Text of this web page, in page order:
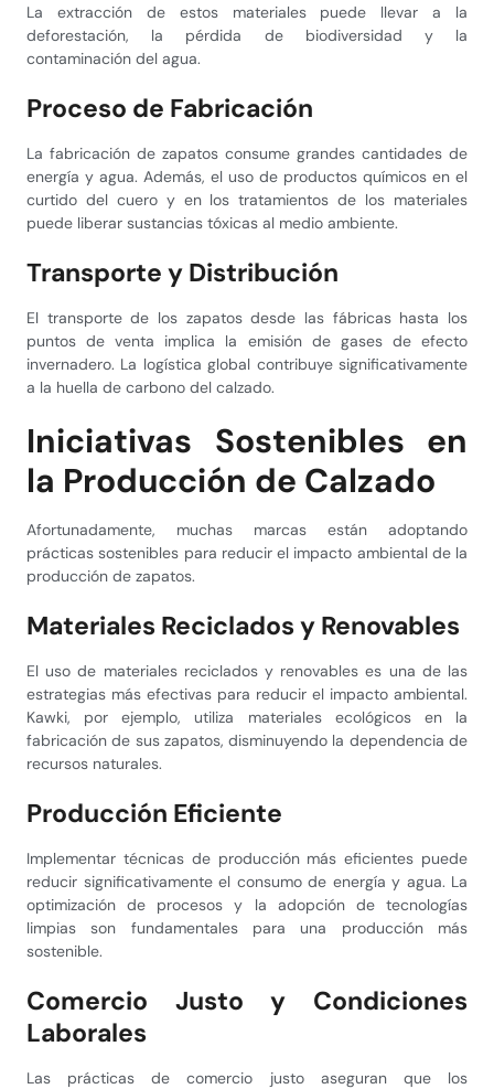
La extracción de estos materiales puede llevar a la
deforestación, la pérdida de biodiversidad y la
contaminación del agua.
Proceso de Fabricación
La fabricación de zapatos consume grandes cantidades de
energía y agua. Además, el uso de productos químicos en el
curtido del cuero y en los tratamientos de los materiales
puede liberar sustancias tóxicas al medio ambiente.
Transporte y Distribución
El transporte de los zapatos desde las fábricas hasta los
puntos de venta implica la emisión de gases de efecto
invernadero. La logística global contribuye significativamente
a la huella de carbono del calzado.
Iniciativas Sostenibles en
la Producción de Calzado
Afortunadamente, muchas marcas están adoptando
prácticas sostenibles para reducir el impacto ambiental de la
producción de zapatos.
Materiales Reciclados y Renovables
El uso de materiales reciclados y renovables es una de las
estrategias más efectivas para reducir el impacto ambiental.
Kawki, por ejemplo, utiliza materiales ecológicos en la
fabricación de sus zapatos, disminuyendo la dependencia de
recursos naturales.
Producción Eficiente
Implementar técnicas de producción más eficientes puede
reducir significativamente el consumo de energía y agua. La
optimización de procesos y la adopción de tecnologías
limpias son fundamentales para una producción más
sostenible.
Comercio Justo y Condiciones
Laborales
Las prácticas de comercio justo aseguran que los